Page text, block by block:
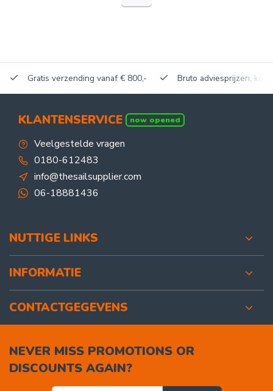
Gratis verzending vanaf € 800,- Bruto adviesprijzen,
KLANTENSERVICE now opened
Veelgestelde vragen
0180-612483
info@thesailsupplier.com
06-18881436
NUTTIGE LINKS
INFORMATIE
CONTACTGEGEVENS
NEVER MISS PROMOTIONS OR
DISCOUNTS AGAIN?